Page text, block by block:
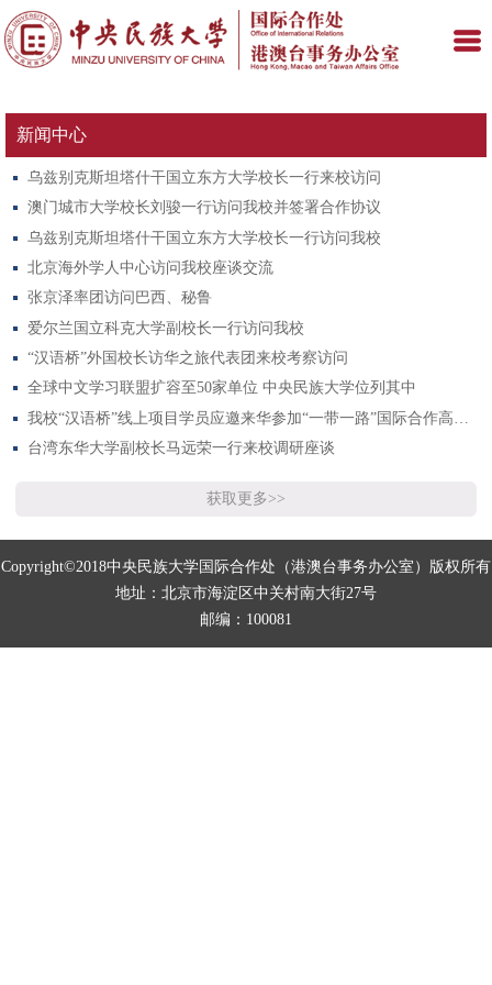
新闻中心
乌兹别克斯坦塔什干国立东方大学校长一行来校访问
澳门城市大学校长刘骏一行访问我校并签署合作协议
乌兹别克斯坦塔什干国立东方大学校长一行访问我校
北京海外学人中心访问我校座谈交流
张京泽率团访问巴西、秘鲁
爱尔兰国立科克大学副校长一行访问我校
“汉语桥”外国校长访华之旅代表团来校考察访问
全球中文学习联盟扩容至50家单位 中央民族大学位列其中
台湾东华大学副校长马远荣一行来校调研座谈
获取更多>>
Copyright©2018中央民族大学国际合作处（港澳台事务办公室）版权所有
地址：北京市海淀区中关村南大街27号
邮编：100081